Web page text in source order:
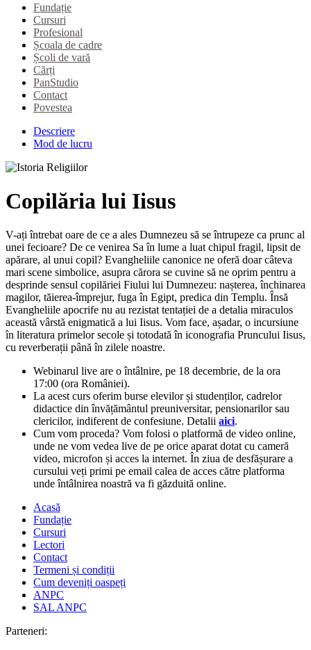
Fundație
Cursuri
Profesional
Școala de cadre
Școli de vară
Cărți
PanStudio
Contact
Povestea
Descriere
Mod de lucru
Copilăria lui Iisus
V-ați întrebat oare de ce a ales Dumnezeu să se întrupeze ca prunc al
unei fecioare? De ce venirea Sa în lume a luat chipul fragil, lipsit de
apărare, al unui copil? Evangheliile canonice ne oferă doar câteva
mari scene simbolice, asupra cărora se cuvine să ne oprim pentru a
desprinde sensul copilăriei Fiului lui Dumnezeu: nașterea, închinarea
magilor, tăierea-împrejur, fuga în Egipt, predica din Templu. Însă
Evangheliile apocrife nu au rezistat tentației de a detalia miraculos
această vârstă enigmatică a lui Iisus. Vom face, așadar, o incursiune
în literatura primelor secole și totodată în iconografia Pruncului Iisus,
cu reverberații până în zilele noastre.
Webinarul live are o întâlnire, pe 18 decembrie, de la ora
17:00 (ora României).
La acest curs oferim burse elevilor și studenților, cadrelor
didactice din învățământul preuniversitar, pensionarilor sau
clericilor, indiferent de confesiune. Detalii aici.
Cum vom proceda? Vom folosi o platformă de video online,
unde ne vom vedea live de pe orice aparat dotat cu cameră
video, microfon și acces la internet. În ziua de desfășurare a
cursului veți primi pe email calea de acces către platforma
unde întâlnirea noastră va fi găzduită online.
Acasă
Fundație
Cursuri
Lectori
Contact
Termeni și condiții
Cum deveniți oaspeți
ANPC
SAL ANPC
Parteneri: